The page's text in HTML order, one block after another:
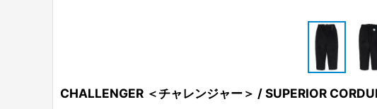
CHALLENGER ＜チャレンジャー＞ / SUPERIOR